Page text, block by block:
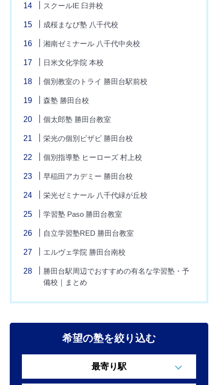
スクールIE 臼井校
成桜まなび塾 八千代校
湘南ゼミナール 八千代中央校
日米文化学院 本校
個別教室のトライ 勝田台駅前校
森塾 勝田台校
個太郎塾 勝田台教室
栄光の個別ビザビ 勝田台校
個別指導塾 ヒーローズ 村上校
早稲田アカデミー 勝田台校
栄光ゼミナール 八千代緑が丘校
学習塾 Paso 勝田台教室
自立学習塾RED 勝田台教室
エルヴェ学院 勝田台南校
勝田台駅周辺でおすすめの有名な学習塾・予
備校｜まとめ
希望の塾を絞り込む
最寄り駅